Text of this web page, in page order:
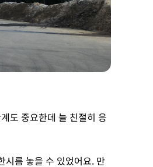
도 중요한데 늘 친절히 응
시름 놓을 수 있었어요. 만